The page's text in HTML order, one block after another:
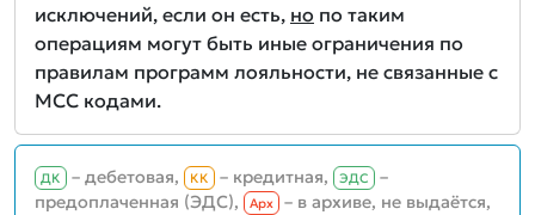
исключений, если он есть, но по таким
операциям могут быть иные ограничения по
правилам программ лояльности, не связанные с
MCC кодами.
ДК – дебетовая, КК – кредитная, ЭДС
–
предоплаченная (ЭДС),
Aрх – в архиве, не выдаётся,